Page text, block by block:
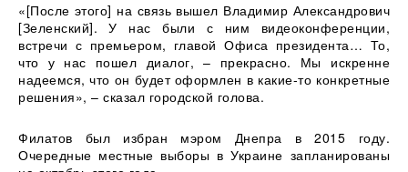
«[После этого] на связь вышел Владимир Александрович
[Зеленский]. У нас были с ним видеоконференции,
встречи с премьером, главой Офиса президента… То,
что у нас пошел диалог, – прекрасно. Мы искренне
надеемся, что он будет оформлен в какие-то конкретные
решения», – сказал городской голова.
Филатов был избран мэром Днепра в 2015 году.
Очередные местные выборы в Украине запланированы